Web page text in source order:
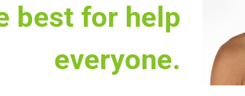
best for help
everyone.